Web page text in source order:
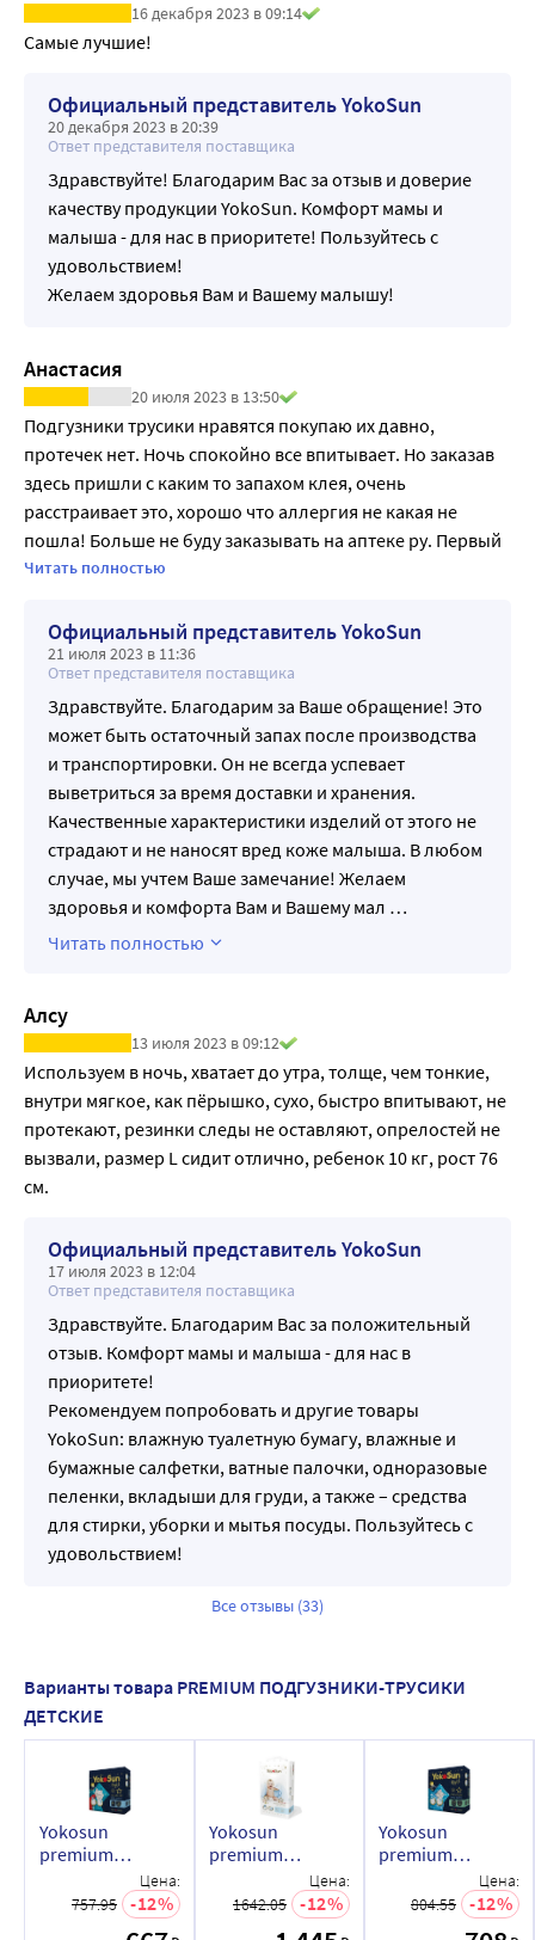
16 декабря 2023 в 09:14
Самые лучшие!
Официальный представитель YokoSun
20 декабря 2023 в 20:39
Ответ представителя поставщика
Здравствуйте! Благодарим Вас за отзыв и доверие
качеству продукции YokoSun. Комфорт мамы и
малыша - для нас в приоритете! Пользуйтесь с
удовольствием!
Желаем здоровья Вам и Вашему малышу!
Анастасия
20 июля 2023 в 13:50
Подгузники трусики нравятся покупаю их давно,
протечек нет. Ночь спокойно все впитывает. Но заказав
здесь пришли с каким то запахом клея, очень
расстраивает это, хорошо что аллергия не какая не
пошла! Больше не буду заказывать на аптеке ру. Первый
раз вообще шел 4 дня товар, когда подгузники были
Читать полностью
Официальный представитель YokoSun
21 июля 2023 в 11:36
Ответ представителя поставщика
Здравствуйте. Благодарим за Ваше обращение! Это
может быть остаточный запах после производства
и транспортировки. Он не всегда успевает
выветриться за время доставки и хранения.
Качественные характеристики изделий от этого не
страдают и не наносят вред коже малыша. В любом
случае, мы учтем Ваше замечание! Желаем
здоровья и комфорта Вам и Вашему мал …
Читать полностью
Алсу
13 июля 2023 в 09:12
Используем в ночь, хватает до утра, толще, чем тонкие,
внутри мягкое, как пёрышко, сухо, быстро впитывают, не
протекают, резинки следы не оставляют, опрелостей не
вызвали, размер L сидит отлично, ребенок 10 кг, рост 76
см.
Официальный представитель YokoSun
17 июля 2023 в 12:04
Ответ представителя поставщика
Здравствуйте. Благодарим Вас за положительный
отзыв. Комфорт мамы и малыша - для нас в
приоритете!
Рекомендуем попробовать и другие товары
YokoSun: влажную туалетную бумагу, влажные и
бумажные салфетки, ватные палочки, одноразовые
пеленки, вкладыши для груди, а также – средства
для стирки, уборки и мытья посуды. Пользуйтесь с
удовольствием!
Все отзывы (33)
Варианты товара PREMIUM ПОДГУЗНИКИ-ТРУСИКИ
ДЕТСКИЕ
Yokosun
premium
подгузники-
трусики ночные
l/9-14 кг/ 20 шт.
Цена:
757.95
12
Yokosun
premium
подгузники-
трусики детские
l/9-14 кг/ 44 шт.
Цена:
1642.05
12
Yokosun
premium
подгузники-
трусики ночные
m/6-10 кг/ 22 шт.
Цена:
804.55
12